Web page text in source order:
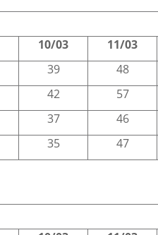
10/03 11/03
39 48
42 57
37 46
35 47